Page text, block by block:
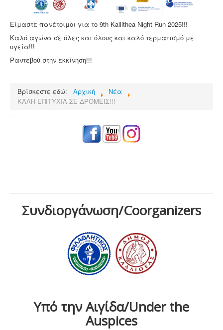
Είμαστε πανέτοιμοι για το 9th Kallithea Night Run 2025!!!
Καλό αγώνα σε όλες και όλους και καλό τερματισμό με
υγεία!!!
Ραντεβού στην εκκίνηση!!!
Βρίσκεστε εδώ: Αρχική
Νέα
ΚΑΛΗ ΕΠΙΤΥΧΙΑ ΣΕ ΔΡΟΜΕΙΣ!!!
Συνδιοργάνωση/Coorganizers
Υπό την Αιγίδα/Under the
Auspices